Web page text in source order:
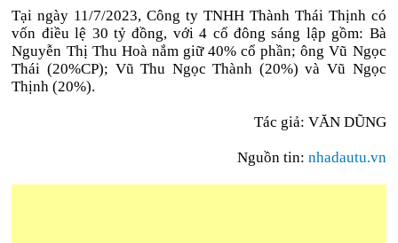
Tại ngày 11/7/2023, Công ty TNHH Thành Thái Thịnh có
vốn điều lệ 30 tỷ đồng, với 4 cổ đông sáng lập gồm: Bà
Nguyễn Thị Thu Hoà nắm giữ 40% cổ phần; ông Vũ Ngọc
Thái (20%CP); Vũ Thu Ngọc Thành (20%) và Vũ Ngọc
Thịnh (20%).
Tác giả: VĂN DŨNG
Nguồn tin: nhadautu.vn